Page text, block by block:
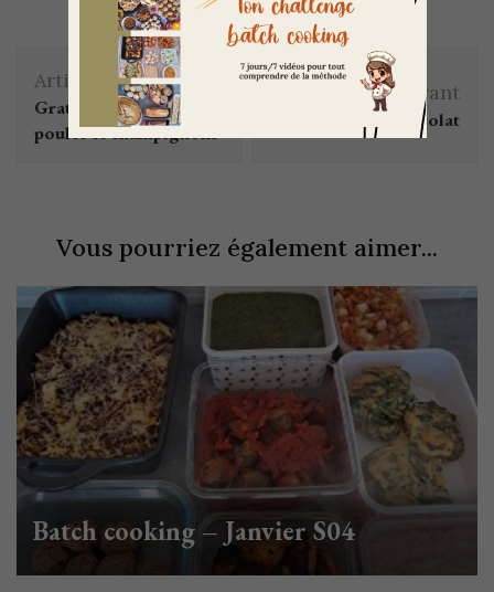
Article précédent
Gratin de pâtes au
poulet et champignons
Article suivant
Cookie tout chocolat
Vous pourriez également aimer...
Batch cooking – Janvier S04